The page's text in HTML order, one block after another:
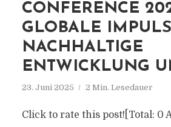
CONFERENCE
GLOBALE
NACHHALTIGE
ENTWICKLUNG
23. Juni 2025 2 Min. Lesedauer
Click to rate this post![Total: 0